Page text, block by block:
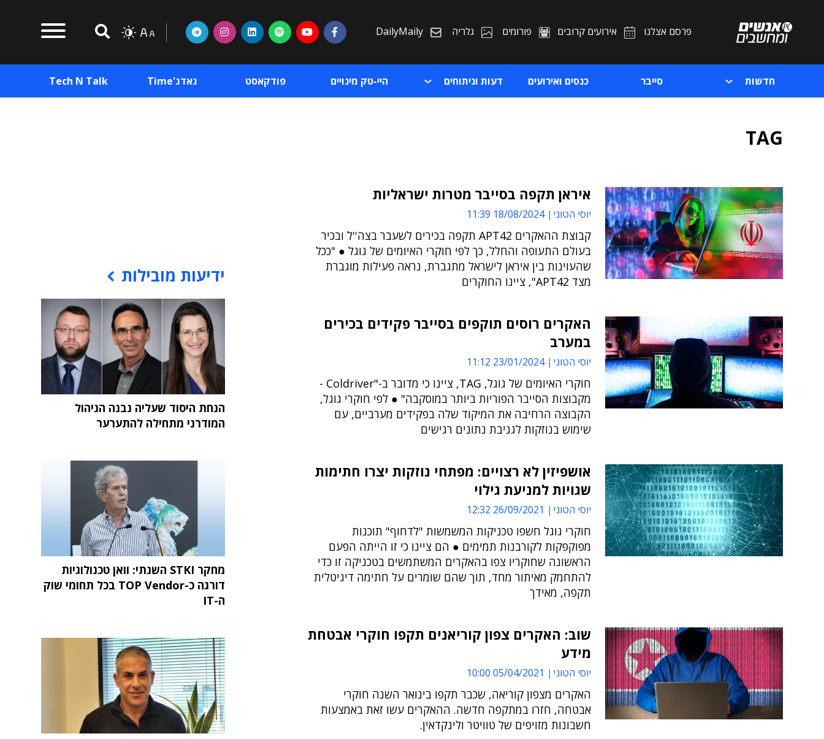
פרסם אצלנו אירועים קרובים פורומים גלריה DailyMaily
חדשות סייבר כנסים ואירועים דעות וניתוחים היי-טק מינויים פודקאסט גאדג'Time Tech N Talk
TAG
איראן תקפה בסייבר מטרות ישראליות
יוסי הטוני 18/08/2024 11:39
קבוצת ההאקרים APT42 תקפה בכירים לשעבר בצה''ל ובכיר
בעולם התעופה והחלל, כך לפי חוקרי האיומים של גוגל ● "ככל
שהעוינות בין איראן לישראל מתגברת, נראה פעילות מוגברת
מצד APT42", ציינו החוקרים
האקרים רוסים תוקפים בסייבר פקידים בכירים
במערב
יוסי הטוני 23/01/2024 11:12
חוקרי האיומים של גוגל, TAG, ציינו כי מדובר ב-"Coldriver -
מקבוצות הסייבר הפוריות ביותר במוסקבה" ● לפי חוקרי גוגל,
הקבוצה הרחיבה את המיקוד שלה בפקידים מערביים, עם
שימוש בנוזקות לגניבת נתונים רגישים
אושפיזין לא רצויים: מפתחי נוזקות יצרו חתימות
שגויות למניעת גילוי
יוסי הטוני 26/09/2021 12:32
חוקרי גוגל חשפו טכניקות המשמשות "לדחוף" תוכנות
מפוקפקות לקורבנות תמימים ● הם ציינו כי זו הייתה הפעם
הראשונה שחוקריו צפו בהאקרים המשתמשים בטכניקה זו כדי
להתחמק מאיתור מחד, תוך שהם שומרים על חתימה דיגיטלית
תקפה, מאידך
שוב: האקרים צפון קוריאנים תקפו חוקרי אבטחת
מידע
יוסי הטוני 05/04/2021 10:00
האקרים מצפון קוריאה, שכבר תקפו בינואר השנה חוקרי
אבטחה, חזרו במתקפה חדשה. ההאקרים עשו זאת באמצעות
חשבונות מזויפים של טוויטר ולינקדאין.
ידיעות מובילות
הנחת היסוד שעליה נבנה הניהול
המודרני מתחילה להתערער
מחקר STKI השנתי: וואן טכנולוגיות
דורגה כ-TOP Vendor בכל תחומי שוק
ה-IT